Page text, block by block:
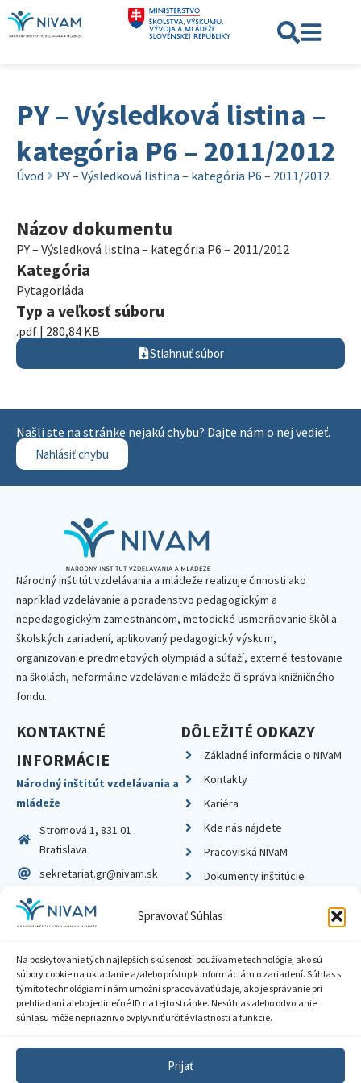
Spravovať Súhlas
Na poskytovanie tých najlepších skúseností používame technológie, ako sú
súbory cookie na ukladanie a/alebo prístup k informáciám o zariadení. Súhlas s
týmito technológiami nám umožní spracovávať údaje, ako je správanie pri
prehliadaní alebo jedinečné ID na tejto stránke. Nesúhlas alebo odvolanie
súhlasu môže nepriaznivo ovplyvniť určité vlastnosti a funkcie.
Prijať
PY – Výsledková listina –
kategória P6 – 2011/2012
Úvod PY – Výsledková listina – kategória P6 – 2011/2012
Názov dokumentu
PY – Výsledková listina – kategória P6 – 2011/2012
Kategória
Pytagoriáda
Typ a veľkosť súboru
.pdf | 280,84 KB
Stiahnuť súbor
Našli ste na stránke nejakú chybu? Dajte nám o nej vedieť.
Nahlásiť chybu
Národný inštitút vzdelávania a mládeže realizuje činnosti ako
napríklad vzdelávanie a poradenstvo pedagogickým a
nepedagogickým zamestnancom, metodické usmerňovanie škôl a
školských zariadení, aplikovaný pedagogický výskum,
organizovanie predmetových olympiád a súťaží, externé testovanie
na školách, neformálne vzdelávanie mládeže či správa knižničného
fondu.
KONTAKTNÉ
INFORMÁCIE
Národný inštitút vzdelávania a
mládeže
Stromová 1, 831 01
Bratislava
sekretariat.gr@nivam.sk
IČO: 00164348
DIČ: 2020798714
DÔLEŽITÉ ODKAZY
Základné informácie o NIVaM
Kontakty
Kariéra
Kde nás nájdete
Pracoviská NIVaM
Dokumenty inštitúcie
Zásady ochrany súkromia
Sprístupnenie informácií